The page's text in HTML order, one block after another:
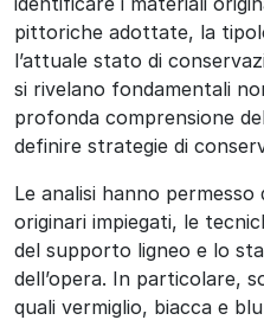
pittoriche adottate, la
l’attuale stato di
si rivelano fondamentali
profonda comprensione
definire strategie di
Le analisi hanno
originari impiegati, le
del supporto ligneo e lo
dell’opera. In particolare,
quali vermiglio, biacca e